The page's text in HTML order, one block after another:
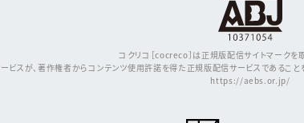
コクリコ［cocreco］は正規版配信サイトマークを
ビスが、著作権者からコンテンツ使用許諾を得た正規版配信サービスであること
https://aebs.or.jp/